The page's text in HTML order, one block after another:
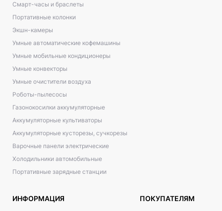
Смарт-часы и браслеты
Портативные колонки
Экшн-камеры
Умные автоматические кофемашины
Умные мобильные кондиционеры
Умные конвекторы
Умные очистители воздуха
Роботы-пылесосы
Газонокосилки аккумуляторные
Аккумуляторные культиваторы
Аккумуляторные кусторезы, сучкорезы
Варочные панели электрические
Холодильники автомобильные
Портативные зарядные станции
ИНФОРМАЦИЯ ПОКУПАТЕЛЯМ